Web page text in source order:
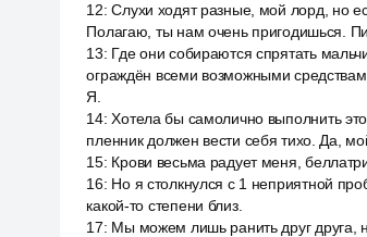
12:Слухи ходят разные, мой лорд, но
Полагаю, ты нам очень пригодишься. Пи.
13: Где они собираются спрятать
ограждён всеми возможными
Я.
14:Хотела бы самолично выполнить
пленник должен вести себя тихо. Да,
15: Крови весьма радует меня,
16: Но я столкнулся с 1 неприятной
какой-то степени близ.
17: Мы можем лишь ранить друг друга,